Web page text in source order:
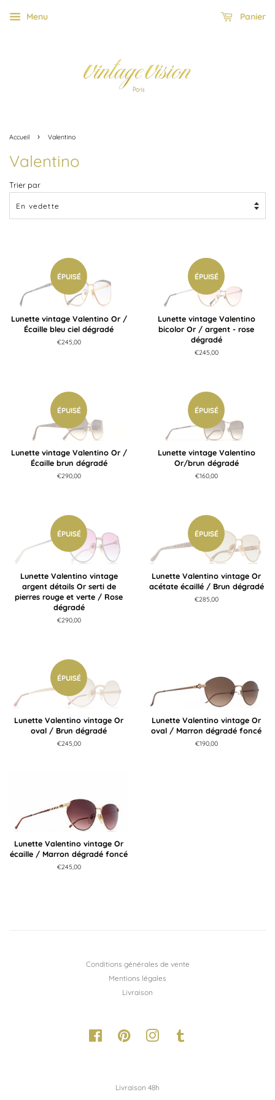
Menu Panier
Accueil › Valentino
Valentino
Trier par
ÉPUISÉ
Lunette vintage Valentino Or /
Écaille bleu ciel dégradé
Prix
€245,00
ÉPUISÉ
Lunette vintage Valentino
bicolor Or / argent - rose
dégradé
Prix
€245,00
ÉPUISÉ
Lunette vintage Valentino Or /
Écaille brun dégradé
Prix
€290,00
ÉPUISÉ
Lunette vintage Valentino
Or/brun dégradé
Prix
€160,00
ÉPUISÉ
Lunette Valentino vintage
argent détails Or serti de
pierres rouge et verte / Rose
dégradé
Prix
€290,00
ÉPUISÉ
Lunette Valentino vintage Or
acétate écaillé / Brun dégradé
Prix
€285,00
ÉPUISÉ
Lunette Valentino vintage Or
oval / Brun dégradé
Prix
€245,00
Lunette Valentino vintage Or
oval / Marron dégradé foncé
Prix
€190,00
Lunette Valentino vintage Or
écaille / Marron dégradé foncé
Prix
€245,00
Conditions générales de vente
Mentions légales
Livraison
FacebookPinterestInstagram
Livraison 48h